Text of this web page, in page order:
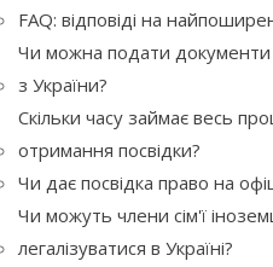
FAQ: відповіді на
Чи можна подати документи
з України?
Скільки часу займає весь
отримання посвідки?
Чи дає посвідка право на
Чи можуть члени сім'ї
легалізуватися в Україні?